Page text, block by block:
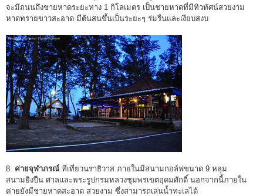
จะมีถนนถึงชายหาดระยะทาง 1 กิโลเมตร เป็นชายหาดที่มีทิวทัศน์สวยงาม
หาดทรายขาวสะอาด มีต้นสนขึ้นเป็นระยะๆ ร่มรื่นและเงียบสงบ
8. ค่ายจุฬาภรณ์ ที่เที่ยวนราธิวาส ภายในมีสนามกอล์ฟขนาด 9 หลุม
สนามยิงปืน ศาลและพระรูปกรมหลวงชุมพรเขตอุดมศักดิ์ นอกจากนี้ภายใน
ค่ายยังมีชายหาดสะอาด สวยงาม ซึ่งสามารถเล่นน้ำทะเลได้